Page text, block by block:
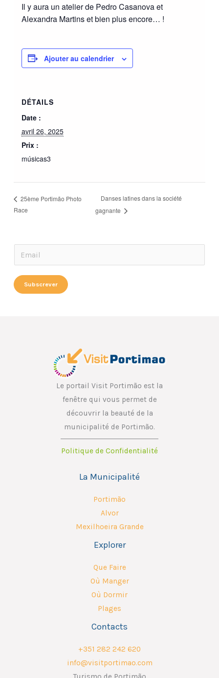
Il y aura un atelier de Pedro Casanova et
Alexandra Martins et bien plus encore… !
Ajouter au calendrier
DÉTAILS
Date :
avril 26, 2025
Prix :
músicas3
25ème Portimão Photo
Race
Danses latines dans la société
gagnante
*
m
a
i
Subscrever
Le portail Visit Portimão est la
fenêtre qui vous permet de
découvrir la beauté de la
municipalité de Portimão.
Politique de Confidentialité
La Municipalité
Portimão
Alvor
Mexilhoeira Grande
Explorer
Que Faire
Où Manger
Où Dormir
Plages
Contacts
+351 282 242 620
info@visitportimao.com